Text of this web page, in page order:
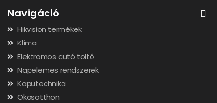
Navigáció
Hikvision termékek
Klíma
Elektromos autó töltő
Napelemes rendszerek
Kaputechnika
Okosotthon